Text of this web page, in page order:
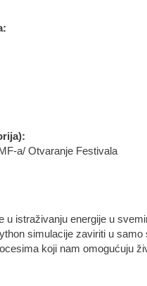
a/ Otvaranje Festivala
u istraživanju energije u
simulacije zaviriti u
koji nam omogućuju